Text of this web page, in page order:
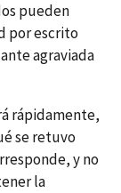
pueden
por escrito
agraviada
rápidamente,
se retuvo
y no
la